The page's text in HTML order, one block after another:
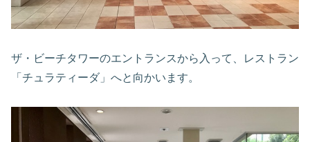
ザ・ビーチタワーのエントランスから入って、レストラン
「チュラティーダ」へと向かいます。